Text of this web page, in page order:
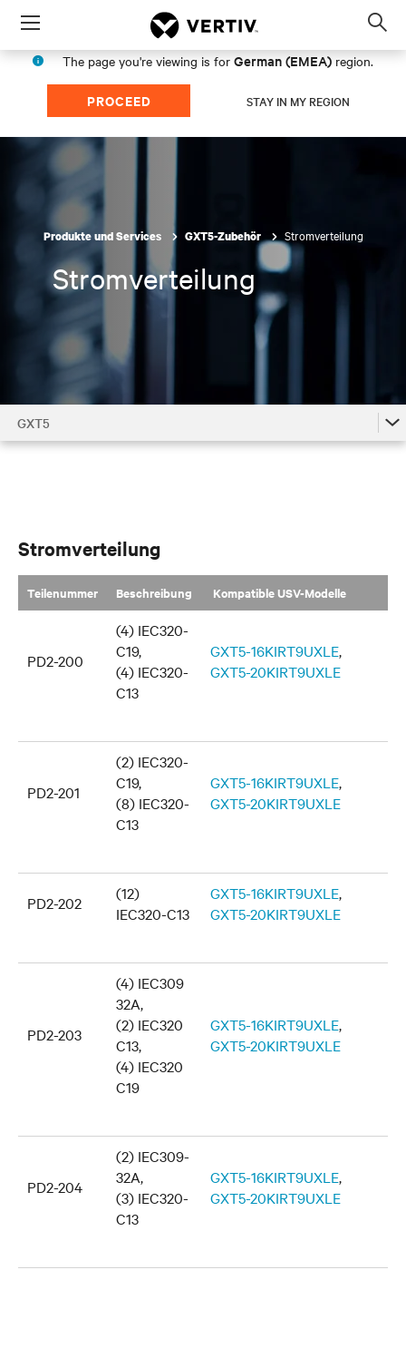
Menu
The page you're viewing is for German (EMEA) region.
PROCEED STAY IN MY REGION
Produkte und Services GXT5-Zubehör Stromverteilung
Stromverteilung
GXT5
Stromverteilung
Teilenummer ​Beschreibung Kompatible USV-Modelle
PD2-200
(4) IEC320-
C19,
(4) IEC320-
C13
GXT5-16KIRT9UXLE,
GXT5-20KIRT9UXLE
PD2-201
(2) IEC320-
C19,
(8) IEC320-
C13
GXT5-16KIRT9UXLE,
GXT5-20KIRT9UXLE
PD2-202
(12)
IEC320-C13
GXT5-16KIRT9UXLE,
GXT5-20KIRT9UXLE
PD2-203
(4) IEC309
32A,
(2) IEC320
C13,
(4) IEC320
C19
GXT5-16KIRT9UXLE,
GXT5-20KIRT9UXLE
PD2-204
(2) IEC309-
32A,
(3) IEC320-
C13
GXT5-16KIRT9UXLE,
GXT5-20KIRT9UXLE